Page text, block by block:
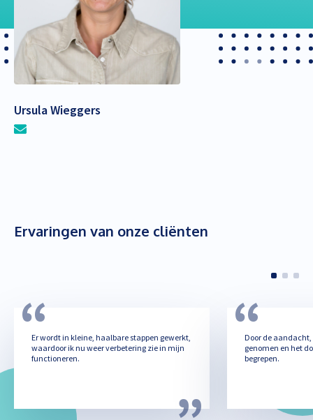
Ursula Wieggers
Ervaringen van onze cliënten
Er wordt in kleine, haalbare stappen gewerkt,
waardoor ik nu weer verbetering zie in mijn
functioneren.
Door de
genomen en het
begrepen.